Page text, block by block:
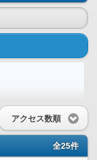
アクセス数順
全25件